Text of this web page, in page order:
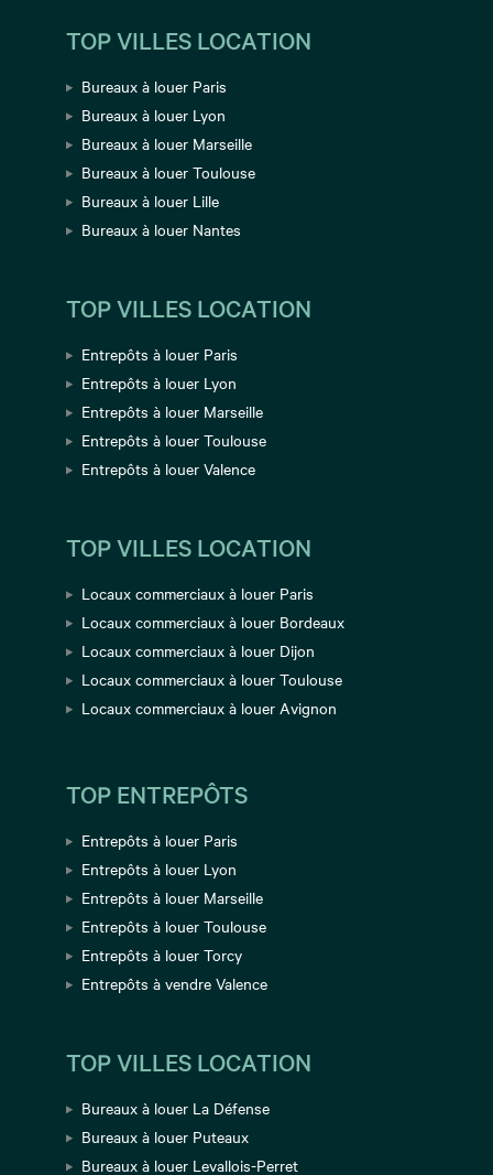
TOP VILLES LOCATION
Bureaux à louer Paris
Bureaux à louer Lyon
Bureaux à louer Marseille
Bureaux à louer Toulouse
Bureaux à louer Lille
Bureaux à louer Nantes
TOP VILLES LOCATION
Entrepôts à louer Paris
Entrepôts à louer Lyon
Entrepôts à louer Marseille
Entrepôts à louer Toulouse
Entrepôts à louer Valence
TOP VILLES LOCATION
Locaux commerciaux à louer Paris
Locaux commerciaux à louer Bordeaux
Locaux commerciaux à louer Dijon
Locaux commerciaux à louer Toulouse
Locaux commerciaux à louer Avignon
TOP ENTREPÔTS
Entrepôts à louer Paris
Entrepôts à louer Lyon
Entrepôts à louer Marseille
Entrepôts à louer Toulouse
Entrepôts à louer Torcy
Entrepôts à vendre Valence
TOP VILLES LOCATION
Bureaux à louer La Défense
Bureaux à louer Puteaux
Bureaux à louer Levallois-Perret